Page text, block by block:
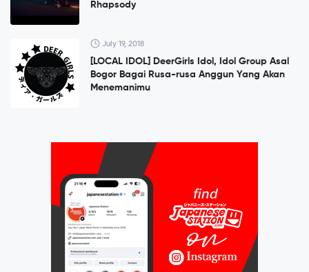
Rhapsody
July 19, 2018
[LOCAL IDOL] DeerGirls Idol, Idol Group Asal
Bogor Bagai Rusa-rusa Anggun Yang Akan
Menemanimu